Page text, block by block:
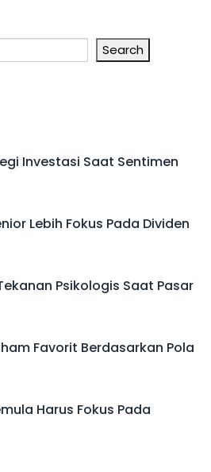
Search
Investasi Saat Sentimen
Lebih Fokus Pada Dividen
Psikologis Saat Pasar
Favorit Berdasarkan Pola
Harus Fokus Pada